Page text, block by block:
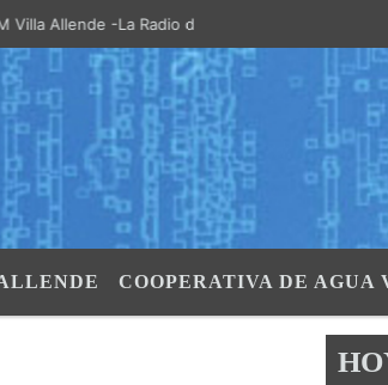
-La Radio de la Villa- "El Aire de las
COOPERATIVA DE AGUA